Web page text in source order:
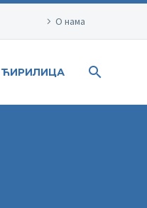
О нама
ЋИРИЛИЦА